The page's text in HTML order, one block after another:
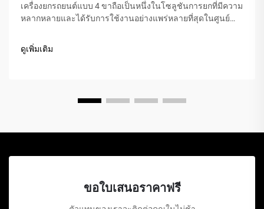
เครื่องยกรถยนต์แบบ 4 ขาถือเป็นหนึ่งในโซลูชันการยกที่มีความ
หลากหลายและได้รับการใช้งานอย่างแพร่หลายที่สุดในศูนย์
ทั่วโลก ต่างจากแม่แรงไฮดรอลิกหรือเครื่องยกแบบกรรไกร
เครื่องยกกลไกชนิดนี้เป็นความมหัศจรรย์ทางกลที่...
ดูเพิ่มเติม
ขอใบเสนอราคาฟรี